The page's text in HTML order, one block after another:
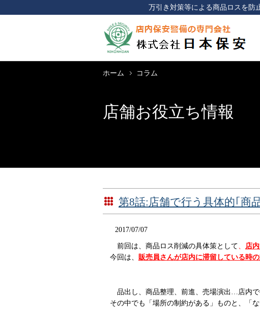
万引き対策等による商品ロスを防
ホーム コラム
店舗お役立ち情報
第8話:店舗で行う具体的｢商
2017/07/07
前回は、商品ロス削減の具体策として、 店
今回は、 販売員さんが店内に滞留している時
品出し、商品整理、前進、売場演出…店内で
その中でも「場所の制約がある」ものと、「